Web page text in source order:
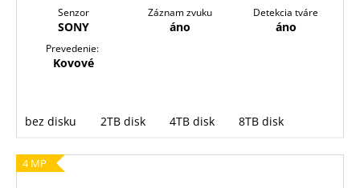
Senzor
SONY
Záznam zvuku
áno
Detekcia tváre
áno
Prevedenie:
Kovové
bez disku 2TB disk 4TB disk 8TB disk
4 MP